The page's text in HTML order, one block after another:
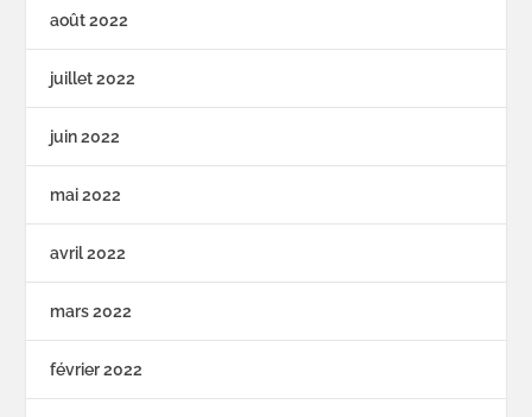
août 2022
juillet 2022
juin 2022
mai 2022
avril 2022
mars 2022
février 2022